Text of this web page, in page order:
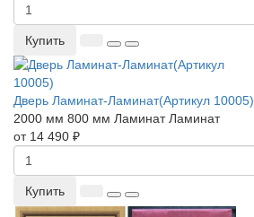
Купить
Дверь Ламинат-Ламинат(Артикул 10005)
2000 мм 800 мм Ламинат Ламинат
от 14 490 ₽
Купить